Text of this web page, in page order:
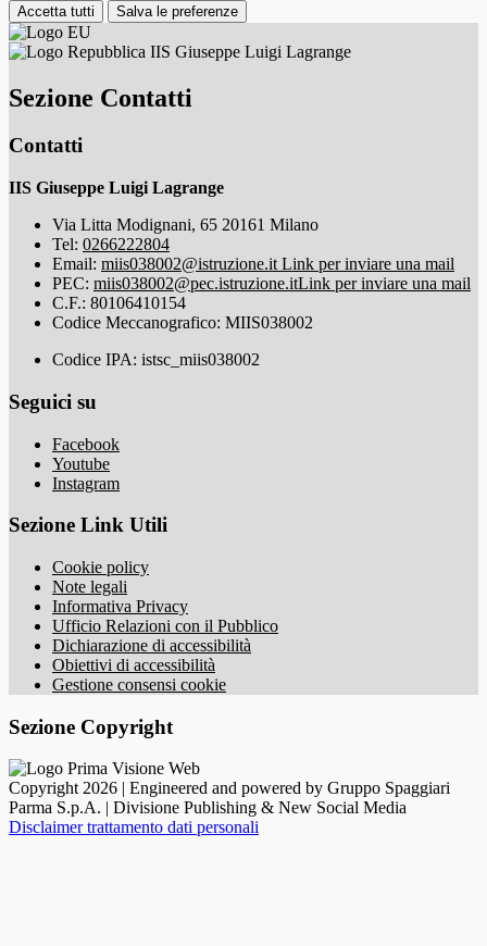
Accetta tutti Salva le preferenze
IIS Giuseppe Luigi Lagrange
Sezione Contatti
Contatti
IIS Giuseppe Luigi Lagrange
Via Litta Modignani, 65 20161 Milano
Tel: 0266222804
Email: miis038002@istruzione.it Link per inviare una mail
PEC: miis038002@pec.istruzione.itLink per inviare una mail
C.F.: 80106410154
Codice Meccanografico: MIIS038002
Codice IPA: istsc_miis038002
Seguici su
Facebook
Youtube
Instagram
Sezione Link Utili
Cookie policy
Note legali
Informativa Privacy
Ufficio Relazioni con il Pubblico
Dichiarazione di accessibilità
Obiettivi di accessibilità
Gestione consensi cookie
Sezione Copyright
Copyright 2026 | Engineered and powered by Gruppo Spaggiari
Parma S.p.A. | Divisione Publishing & New Social Media
Disclaimer trattamento dati personali